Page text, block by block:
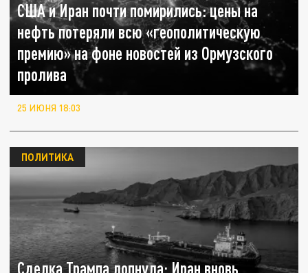
США и Иран почти помирились: цены на
нефть потеряли всю «геополитическую
премию» на фоне новостей из Ормузского
пролива
25 ИЮНЯ 18:03
Сделка Трампа лопнула: Иран вновь
ПОЛИТИКА